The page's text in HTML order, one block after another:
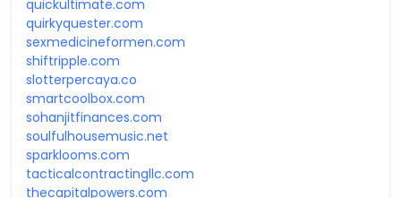
quickultimate.com
quirkyquester.com
sexmedicineformen.com
shiftripple.com
slotterpercaya.co
smartcoolbox.com
sohanjitfinances.com
soulfulhousemusic.net
sparklooms.com
tacticalcontractingllc.com
thecapitalpowers.com